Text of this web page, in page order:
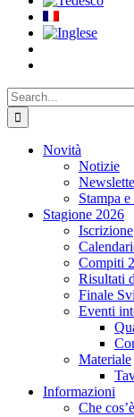
Search
for:
Novità
Notizie
Stampa
Stagione 2026
Iscrizione
Compiti
Risultati
Finale
Eventi
Materiale
Informazioni
Che